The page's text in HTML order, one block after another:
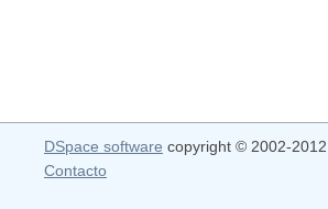
DSpace software copyright © 2002-2012
Contacto